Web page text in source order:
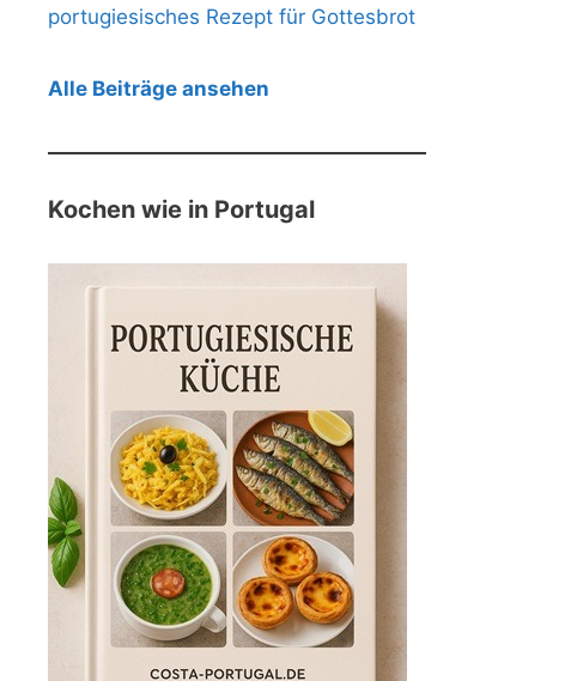
portugiesisches Rezept für Gottesbrot
Alle Beiträge ansehen
Kochen wie in Portugal